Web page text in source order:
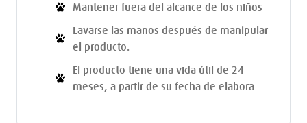
Mantener fuera del alcance de los niños
Lavarse las manos después de manipular
el producto.
El producto tiene una vida útil de 24
meses, a partir de su fecha de elabora